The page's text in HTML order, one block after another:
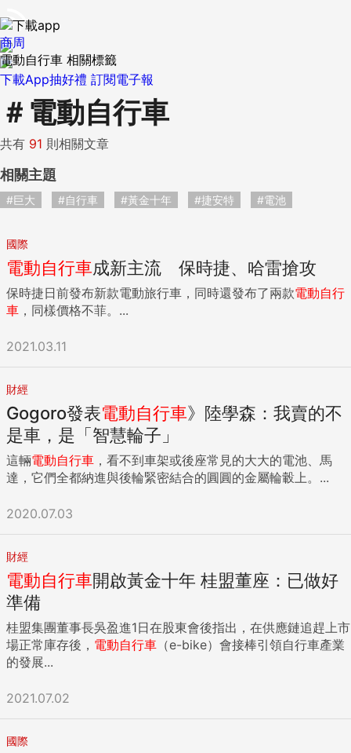
下載App抽好禮 訂閱電子報
商周
電動自行車 相關標籤
＃ 電動自行車
共有 91 則相關文章
相關主題
#巨大 #自行車 #黃金十年 #捷安特 #電池
國際
電動自行車成新主流 保時捷、哈雷搶攻
保時捷日前發布新款電動旅行車，同時還發布了兩款電動自行
車 ，同樣價格不菲。...
2021.03.11
財經
Gogoro發表電動自行車》陸學森：我賣的不
是車，是「智慧輪子」
這輛電動自行車 ，看不到車架或後座常見的大大的電池、馬
達，它們全都納進與後輪緊密結合的圓圓的金屬輪轂上。...
2020.07.03
財經
電動自行車開啟黃金十年 桂盟董座：已做好
準備
桂盟集團董事長吳盈進1日在股東會後指出，在供應鏈追趕上市
場正常庫存後， 電動自行車 （e-bike）會接棒引領自行車產業
的發展...
2021.07.02
國際